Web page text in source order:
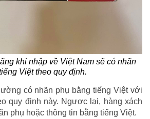
khi nhập về Việt Nam sẽ có nhãn
Việt theo quy định.
có nhãn phụ bằng tiếng Việt với
quy định này. Ngược lại, hàng xách
phụ hoặc thông tin bằng tiếng Việt.